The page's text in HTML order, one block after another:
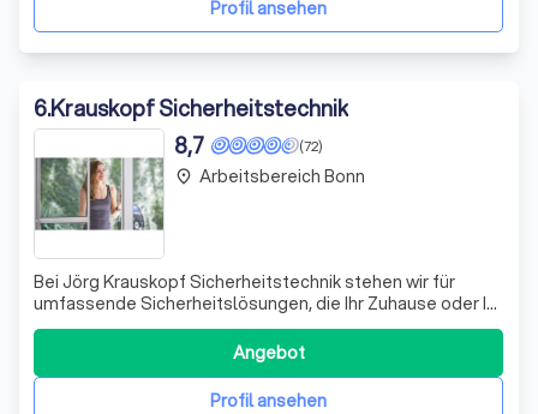
Profil ansehen
6.Krauskopf Sicherheitstechnik
(72)
8,7
Bei Jörg Krauskopf Sicherheitstechnik stehen wir für
umfassende Sicherheitslösungen, die Ihr Zuhause oder Ihr
Unternehmen vor Einbrüchen und anderen
Sicherheitsrisiken schützen. Unsere Expertise in der
Sicherheitstechnik basiert auf jahrzehntelanger Erfahrung
und ständiger Weiterbildung, um Ihnen di
Profil ansehen
Angebot
place Arbeitsbereich Bonn